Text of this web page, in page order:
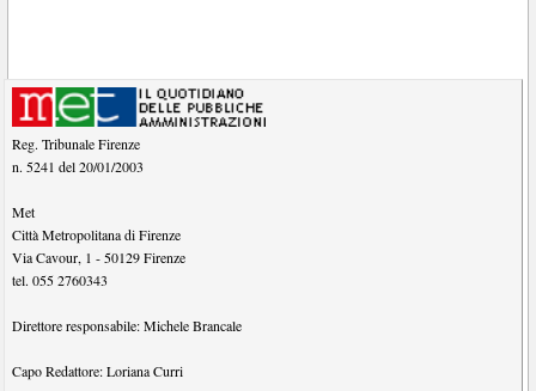
Reg. Tribunale Firenze
n. 5241 del 20/01/2003
Met
Città Metropolitana di Firenze
Via Cavour, 1 -50129 Firenze
tel.055 2760343
Direttore responsabile:Michele Brancale
Capo Redattore:Loriana Curri